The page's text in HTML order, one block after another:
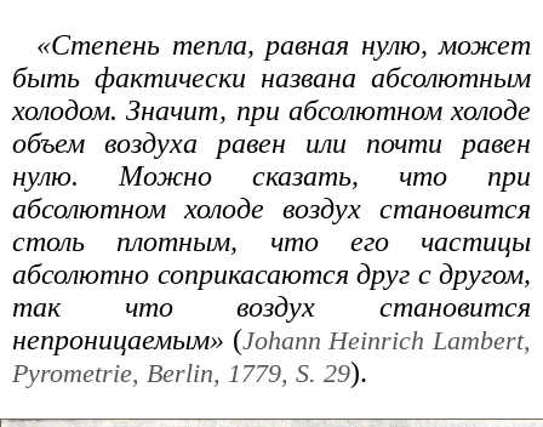
«Степень тепла, равная нулю, может
быть фактически названа абсолютным
холодом. Значит, при абсолютном холоде
объем воздуха равен или почти равен
нулю. Можно сказать, что при
абсолютном холоде воздух становится
столь плотным, что его частицы
абсолютно соприкасаются друг с другом,
так что воздух становится
непроницаемым» (Johann Heinrich Lambert,
Pyrometrie, Berlin, 1779, S. 29).